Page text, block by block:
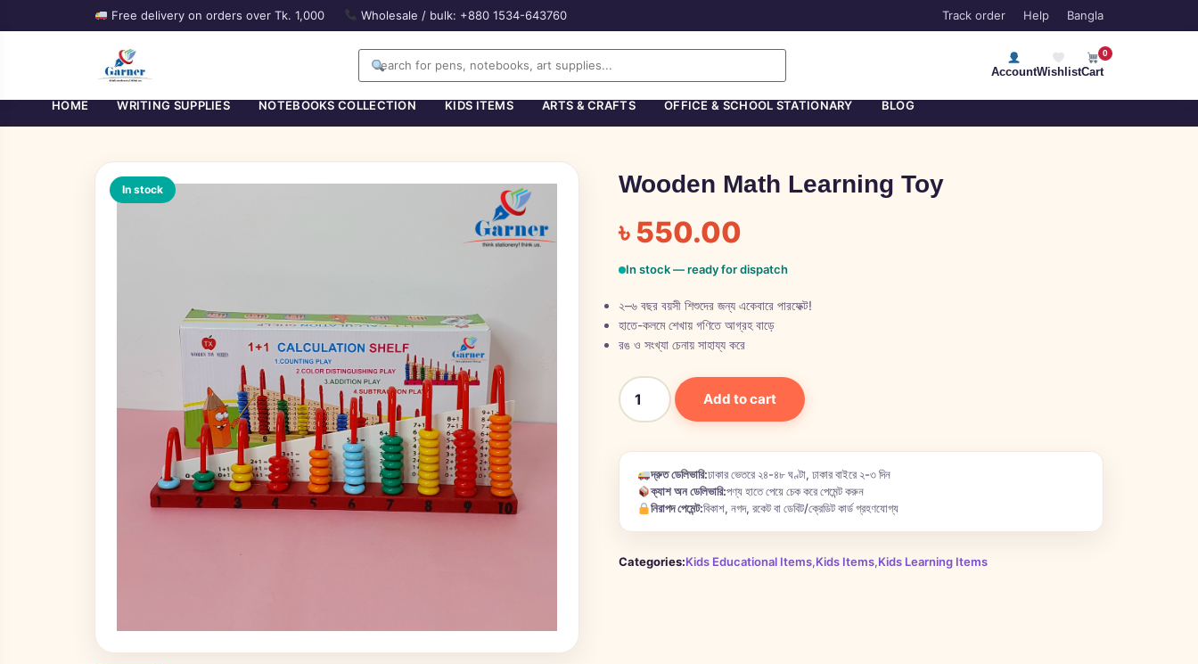
Free delivery on orders over Tk. 1,000 Wholesale / bulk: +880 1534-643760 Track order Help Bangla
AccountWishlistCart
0
HOME WRITING SUPPLIES NOTEBOOKS COLLECTION KIDS ITEMS ARTS & CRAFTS OFFICE & SCHOOL STATIONARY BLOG
In stock Wooden Math Learning Toy
৳550.00
In stock — ready for dispatch
২–৬ বছর বয়সী শিশুদের জন্য একেবারে পারফেক্ট!
হাতে-কলমে শেখায় গণিতে আগ্রহ বাড়ে
রঙ ও সংখ্যা চেনায় সাহায্য করে
Add to cart
দ্রুত ডেলিভারি:ঢাকার ভেতরে ২৪-৪৮ ঘণ্টা, ঢাকার বাইরে ২-৩ দিন
ক্যাশ অন ডেলিভারি:পণ্য হাতে পেয়ে চেক করে পেমেন্ট করুন
নিরাপদ পেমেন্ট:বিকাশ, নগদ, রকেট বা ডেবিট/ক্রেডিট কার্ড গ্রহণযোগ্য
Categories:Kids Educational Items,Kids Items,Kids Learning Items